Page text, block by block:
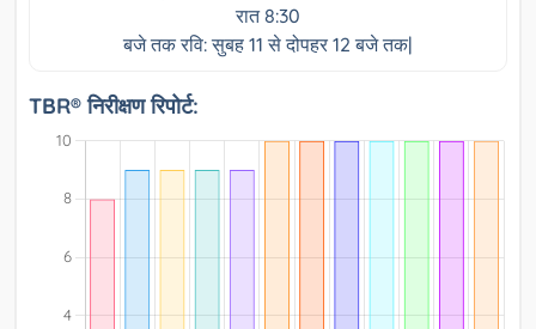
रात 8:30
बजे तक रवि: सुबह 11 से दोपहर 12 बजे तक|
TBR® निरीक्षण रिपोर्ट: